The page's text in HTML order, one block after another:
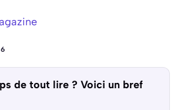
de tout lire ? Voici un bref